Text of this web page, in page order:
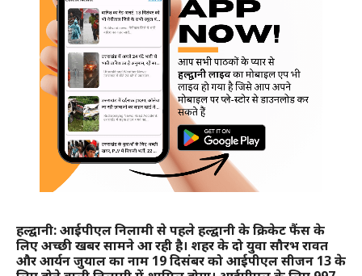
हल्द्वानी: आईपीएल निलामी से पहले हल्द्वानी के क्रिकेट फैंस के
लिए अच्छी खबर सामने आ रही है। शहर के दो युवा सौरभ रावत
और आर्यन जुयाल का नाम 19 दिसंबर को आईपीएल सीजन 13 के